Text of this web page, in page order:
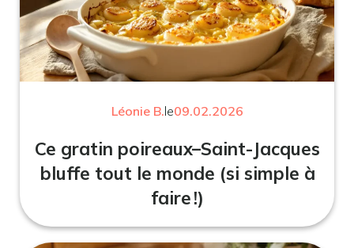
Léonie B.le09.02.2026
Ce gratin poireaux–Saint-Jacques
bluffe tout le monde (si simple à
faire !)